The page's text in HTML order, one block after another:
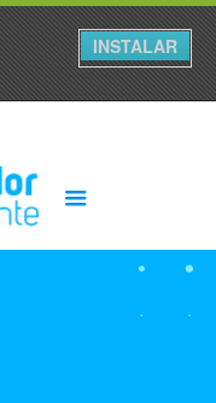
INSTALAR